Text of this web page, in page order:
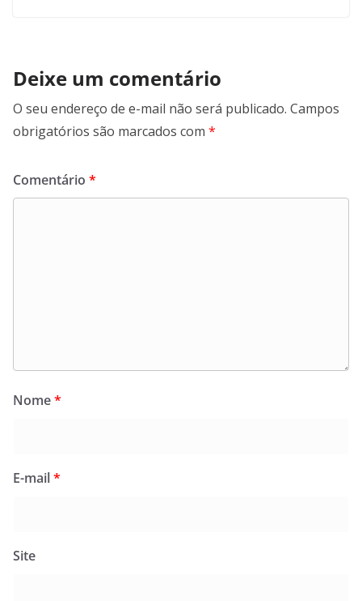
Deixe um comentário
O seu endereço de e-mail não será publicado. Campos
obrigatórios são marcados com *
Comentário *
Nome*
E-mail*
Site